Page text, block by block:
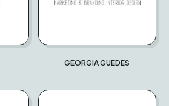
GEORGIA GUEDES